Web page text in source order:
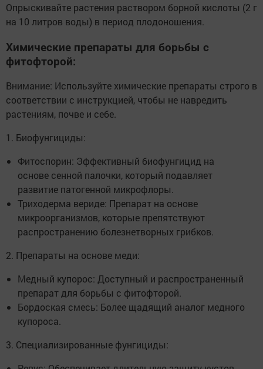
Опрыскивайте растения раствором борной кислоты (2 г
на 10 литров воды) в период плодоношения.
Химические препараты для борьбы с
фитофторой:
Внимание: Используйте химические препараты строго в
соответствии с инструкцией, чтобы не навредить
растениям, почве и себе.
1. Биофунгициды:
Фитоспорин: Эффективный биофунгицид на
основе сенной палочки, который подавляет
развитие патогенной микрофлоры.
Триходерма вериде: Препарат на основе
микроорганизмов, которые препятствуют
распространению болезнетворных грибков.
2. Препараты на основе меди:
Медный купорос: Доступный и распространенный
препарат для борьбы с фитофторой.
Бордоская смесь: Более щадящий аналог медного
купороса.
3. Специализированные фунгициды: